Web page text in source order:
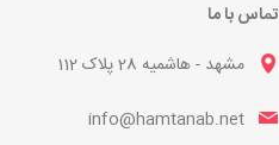
تماس با ما
مشهد - هاشمیه 28 پلاک 112
info@hamtanab.net